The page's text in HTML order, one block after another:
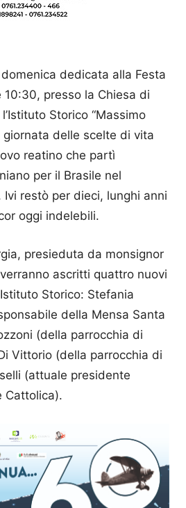
dedicata alla Festa
10:30, presso la Chiesa di
Storico “Massimo
giornata delle scelte di vita
reatino che partì
per il Brasile nel
restò per dieci, lunghi anni
oggi indelebili.
presieduta da monsignor
ascritti quattro nuovi
Storico: Stefania
della Mensa Santa
(della parrocchia di
Vittorio (della parrocchia di
(attuale presidente
Cattolica).